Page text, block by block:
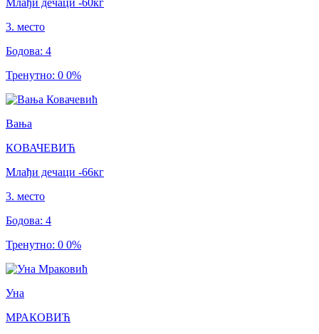
3. место
Бодова: 4
Тренутно: 0 0%
Вања
КОВАЧЕВИЋ
Млађи дечаци -66кг
3. место
Бодова: 4
Тренутно: 0 0%
Уна
МРАКОВИЋ